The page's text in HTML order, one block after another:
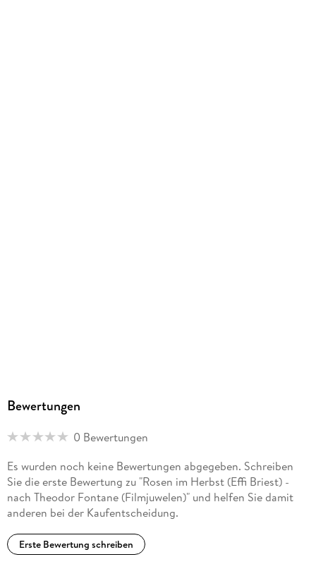
Größe (L/B/H)
194/141/20 mm
GTIN
4042564147506
Herstelleradresse
Fernsehjuwelen GmbH, Waldhaus 1, 65396 Walluf,
info@fernsehjuwelen.de
Bewertungen
0 Bewertungen
Es wurden noch keine Bewertungen abgegeben. Schreiben
Sie die erste Bewertung zu "Rosen im Herbst (Effi Briest) -
nach Theodor Fontane (Filmjuwelen)" und helfen Sie damit
anderen bei der Kaufentscheidung.
Erste Bewertung schreiben